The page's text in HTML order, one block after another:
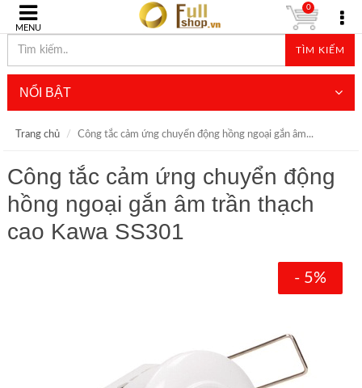
MENU
TÌM KIẾM
0
NỔI BẬT
Trang chủ Công tắc cảm ứng chuyển động hồng ngoại gắn âm...
Công tắc cảm ứng chuyển động
hồng ngoại gắn âm trần thạch
cao Kawa SS301
- 5%